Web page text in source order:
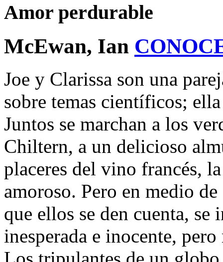
Amor perdurable
McEwan, Ian
Joe y Clarissa son una
sobre temas científicos;
Juntos se marchan a los
Chiltern, a un delicioso
placeres del vino francés,
amoroso. Pero en medio
que ellos se den cuenta,
inesperada e inocente,